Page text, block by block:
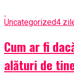
Uncategorized4
Cum ar fi
alături de